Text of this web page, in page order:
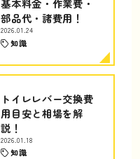
基本料金・作業費・
部品代・諸費用！
2026.01.24
知識
トイレレバー交換費
用目安と相場を解
説！
2026.01.18
知識